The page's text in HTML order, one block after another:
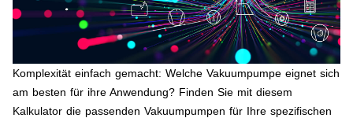
Komplexität einfach gemacht: Welche Vakuumpumpe eignet sich
am besten für ihre Anwendung? Finden Sie mit diesem
Kalkulator die passenden Vakuumpumpen für Ihre spezifischen